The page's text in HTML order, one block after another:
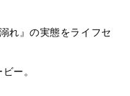
れ』の実態をライフセ
ー。